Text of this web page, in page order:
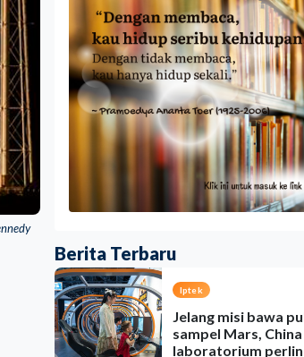
Berita Terbaru
Iptek
Jelang misi bawa
sampel Mars,
laboratorium